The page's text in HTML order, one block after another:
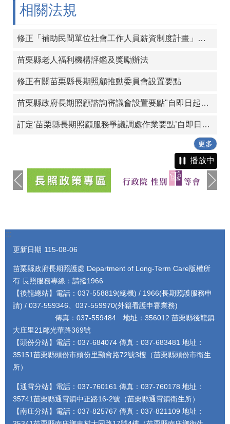
相關法規
修正「補助民間單位社會工作人員薪資制度計畫」，並自113年起實施
苗栗縣老人福利機構評鑑及獎勵辦法
修正有關苗栗縣長期照顧推動委員會設置要點
苗栗縣政府長期照顧諮詢審議會設置要點"自即日起生效"
訂定‘苗栗縣長期照顧服務爭議調處作業要點’自即日起生效。
更多
播放中
:::
更新日期 115-08-06
苗栗縣政府長期照護處 Department of Long-Term Care版權所
有 長照服務專線：請撥1966
【後龍總站】電話：037-558819(總機) / 1966(長期照護服務申
請) / 037-559346、037-559970(外籍看護申審業務)
傳真：037-559484 地址：356012 苗栗縣後龍鎮
大庄里21鄰光華路369號
【頭份分站】電話：037-684074 傳真：037-683481 地址：
35151苗栗縣頭份市頭份里顯會路72號3樓（苗栗縣頭份市衛生
所）
【通霄分站】電話：037-760161 傳真：037-760178 地址：
35741苗栗縣通霄鎮中正路16-2號（苗栗縣通霄鎮衛生所）
【南庄分站】電話：037-825767 傳真：037-821109 地址：